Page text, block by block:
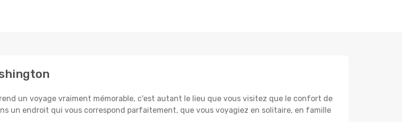
un voyage vraiment mémorable, c'est autant le lieu que vous visitez que le confort de
un endroit qui vous correspond parfaitement, que vous voyagiez en solitaire, en famille